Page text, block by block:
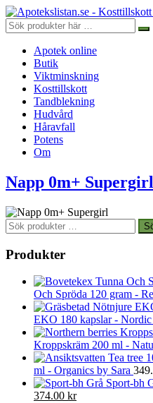
Apotek online
Butik
Viktminskning
Kosttillskott
Tandblekning
Hudvård
Håravfall
Potens
Om
Napp 0m+ Supergirl
Sök
efter:
Produkter
Och Spröda 120 gram -
EKO 180 kapslar -
Kroppskräm 200 ml -
ml - Organics by Sara
Sport-bh
Det
374.00 krDet